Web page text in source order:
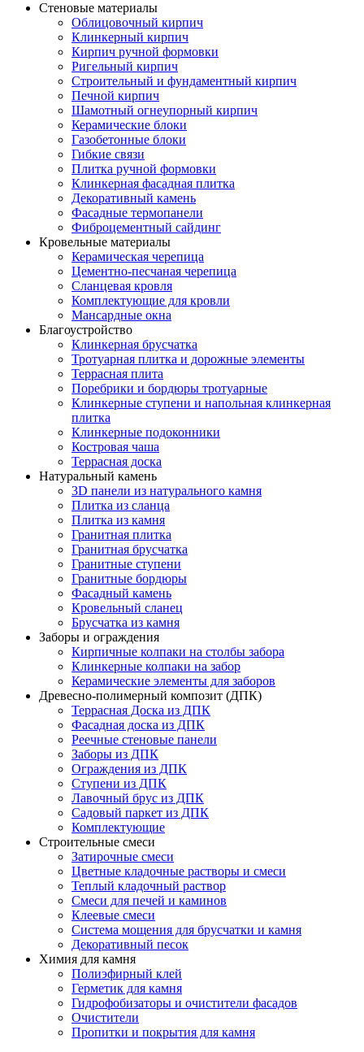
Стеновые материалы
Облицовочный кирпич
Клинкерный кирпич
Кирпич ручной формовки
Ригельный кирпич
Строительный и фундаментный кирпич
Печной кирпич
Шамотный огнеупорный кирпич
Керамические блоки
Газобетонные блоки
Гибкие связи
Плитка ручной формовки
Клинкерная фасадная плитка
Декоративный камень
Фасадные термопанели
Фиброцементный сайдинг
Кровельные материалы
Керамическая черепица
Цементно-песчаная черепица
Сланцевая кровля
Комплектующие для кровли
Мансардные окна
Благоустройство
Клинкерная брусчатка
Тротуарная плитка и дорожные элементы
Террасная плита
Поребрики и бордюры тротуарные
Клинкерные ступени и напольная клинкерная
плитка
Клинкерные подоконники
Костровая чаша
Террасная доска
Натуральный камень
3D панели из натурального камня
Плитка из сланца
Плитка из камня
Гранитная плитка
Гранитная брусчатка
Гранитные ступени
Гранитные бордюры
Фасадный камень
Кровельный сланец
Брусчатка из камня
Заборы и ограждения
Кирпичные колпаки на столбы забора
Клинкерные колпаки на забор
Керамические элементы для заборов
Древесно-полимерный композит (ДПК)
Террасная Доска из ДПК
Фасадная доска из ДПК
Реечные стеновые панели
Заборы из ДПК
Ограждения из ДПК
Ступени из ДПК
Лавочный брус из ДПК
Садовый паркет из ДПК
Комплектующие
Строительные смеси
Затирочные смеси
Цветные кладочные растворы и смеси
Теплый кладочный раствор
Смеси для печей и каминов
Клеевые смеси
Система мощения для брусчатки и камня
Декоративный песок
Химия для камня
Полиэфирный клей
Герметик для камня
Гидрофобизаторы и очистители фасадов
Очистители
Пропитки и покрытия для камня